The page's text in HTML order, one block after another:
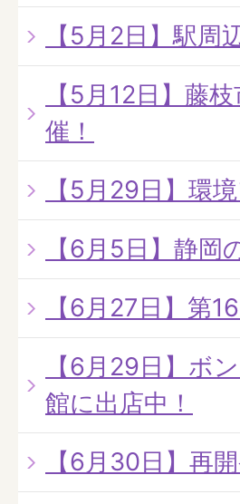
【5月2日】駅
【5月12日】藤
催！
【5月29日】環
【6月5日】静岡
【6月27日】第
【6月29日】ボ
館に出店中！
【6月30日】再